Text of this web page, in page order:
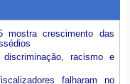
mostra crescimento das
racismo e
falharam no